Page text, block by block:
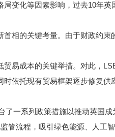
化等因素影响，过去10年英
的关键考量。由于财政约束
成本的关键举措。对此，
依托现有贸易框架逐步修复
系列政策措施以推动英国成
流程，吸引绿色能源、人工